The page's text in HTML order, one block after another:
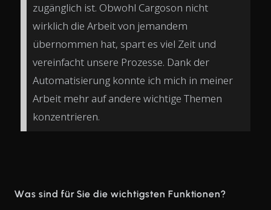
zugänglich ist. Obwohl Cargoson nicht
wirklich die Arbeit von jemandem
übernommen hat, spart es viel Zeit und
vereinfacht unsere Prozesse. Dank der
Automatisierung konnte ich mich in meiner
Arbeit mehr auf andere wichtige Themen
konzentrieren.
Was sind für Sie die wichtigsten Funktionen?